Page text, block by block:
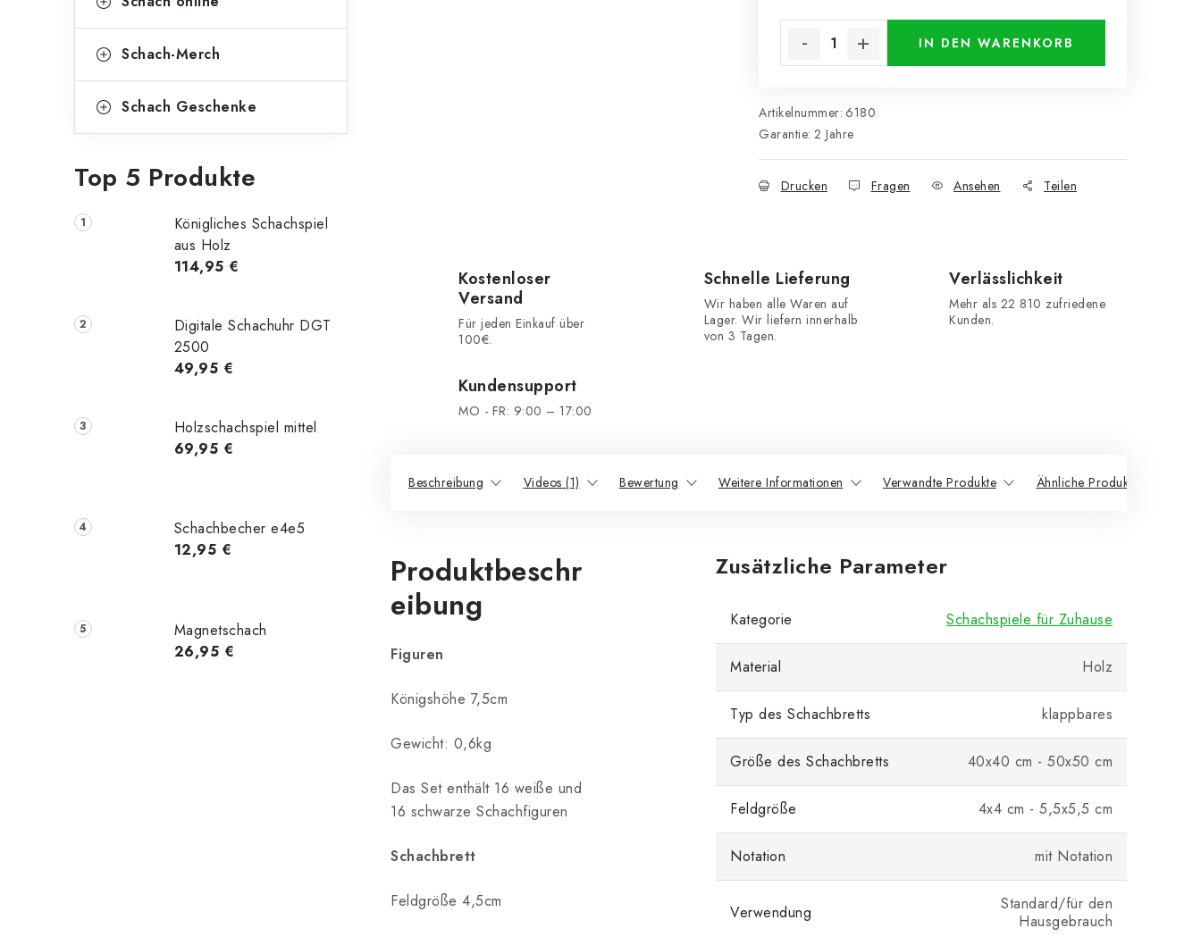
Schach-Merch
Schach Geschenke
Top 5 Produkte
Königliches Schachspiel
aus Holz
114,95 €
Digitale Schachuhr DGT
2500
49,95 €
Holzschachspiel mittel
69,95 €
Schachbecher e4e5
12,95 €
Magnetschach
26,95 €
IN DEN WARENKORB
Artikelnummer: 6180
Garantie: 2 Jahre
Drucken Fragen Ansehen Teilen
Kostenloser
Versand
Für jeden Einkauf über
100€.
Schnelle Lieferung
Wir haben alle Waren auf
Lager. Wir liefern innerhalb
von 3 Tagen.
Verlässlichkeit
Mehr als 22 810 zufriedene
Kunden.
Kundensupport
MO - FR: 9:00 – 17:00
Beschreibung Videos (1) Bewertung Weitere Informationen Verwandte Produkte Ähnliche Produkte
Produktbeschr
eibung
Figuren
Königshöhe 7,5cm
Gewicht: 0,6kg
Das Set enthält 16 weiße und
16 schwarze Schachfiguren
Schachbrett
Feldgröße 4,5cm
Zusätzliche Parameter
Kategorie Schachspiele für Zuhause
Material Holz
Typ des Schachbretts klappbares
Größe des Schachbretts 40x40 cm - 50x50 cm
Feldgröße 4x4 cm - 5,5x5,5 cm
Notation mit Notation
Verwendung
Standard/für den
Hausgebrauch